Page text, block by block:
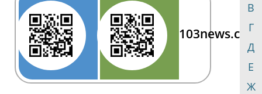
В
Г
Д
Е
Ж
103news.com